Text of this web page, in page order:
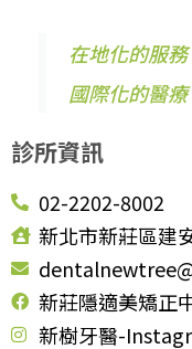
在地化的服務
國際化的醫療
診所資訊
02-2202-8002
新北市新莊區建
新莊隱適美矯正
新樹牙醫-